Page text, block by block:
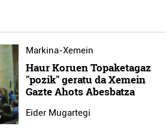
Markina-Xemein
Haur Koruen Topaketagaz
"pozik" geratu da Xemein
Gazte Ahots Abesbatza
Eider Mugartegi